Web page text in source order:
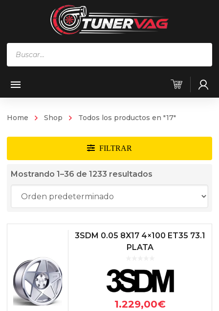
Home Shop Todos los productos en "17"
Mostrando 1–36 de 1233 resultados
3SDM 0.05 8X17 4×100 ET35 73.1
PLATA
1.229,00€